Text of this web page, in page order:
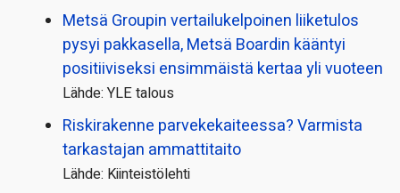
Metsä Groupin vertailu­kelpoinen liiketulos
pysyi pakkasella, Metsä Boardin kääntyi
positiiviseksi ensimmäistä kertaa yli vuoteen
Lähde: YLE talous
Riskirakenne parvekekaiteessa? Varmista
tarkastajan ammattitaito
Lähde: Kiinteistölehti